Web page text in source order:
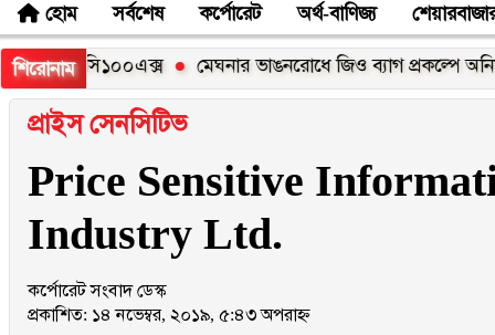
হোম সর্বশেষ কর্পোরেট অর্থ-বাণিজ্য
শিরোনাম
সি১০০এক্স মেঘনার ভাঙনরোধে জিও ব্যাগ প্রকল্পে অনিয়মের
প্রাইস সেনসিটিভ
Price Sensitive
Industry Ltd.
কর্পোরেট সংবাদ ডেস্ক
প্রকাশিত: ১৪ নভেম্বর, ২০১৯, ৫:৪৩ অপরাহ্ন